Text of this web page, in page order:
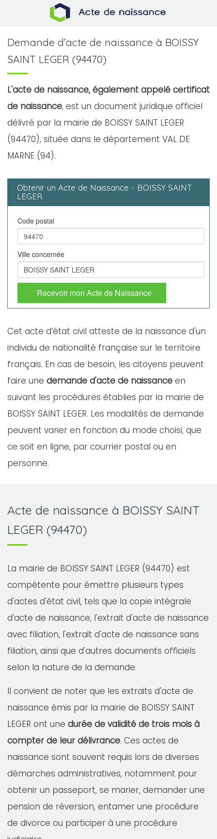
Demande d’acte de naissance à BOISSY
SAINT LEGER (94470)
L'acte de naissance, également appelé certificat
de naissance, est un document juridique officiel
délivré par la mairie de BOISSY SAINT LEGER
(94470), située dans le département VAL DE
MARNE (94).
Obtenir un Acte de Naissance - BOISSY SAINT
LEGER
Code postal
Ville concernée
Recevoir mon Acte de Naissance
Cet acte d’état civil atteste de la naissance d'un
individu de nationalité française sur le territoire
français. En cas de besoin, les citoyens peuvent
faire une demande d'acte de naissance en
suivant les procédures établies par la mairie de
BOISSY SAINT LEGER. Les modalités de demande
peuvent varier en fonction du mode choisi, que
ce soit en ligne, par courrier postal ou en
personne.
Acte de naissance à BOISSY SAINT
LEGER (94470)
La mairie de BOISSY SAINT LEGER (94470) est
compétente pour émettre plusieurs types
d'actes d'état civil, tels que la copie intégrale
d'acte de naissance, l'extrait d'acte de naissance
avec filiation, l'extrait d'acte de naissance sans
filiation, ainsi que d'autres documents officiels
selon la nature de la demande.
Il convient de noter que les extraits d'acte de
naissance émis par la mairie de BOISSY SAINT
LEGER ont une durée de validité de trois mois à
compter de leur délivrance. Ces actes de
naissance sont souvent requis lors de diverses
démarches administratives, notamment pour
obtenir un passeport, se marier, demander une
pension de réversion, entamer une procédure
de divorce ou participer à une procédure